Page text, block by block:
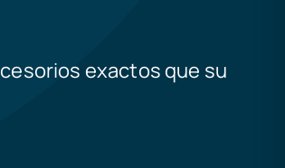
exactos que su